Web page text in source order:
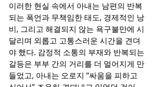
이러한 현실 속에서 아내는 남편의 반복
되는 폭언과 무책임한 태도, 경제적인 낭
비, 그리고 해결되지 않는 욕구불만에 시
달리며 외롭고 고통스러운 시간을 견뎌
야 했다. 감정적 소통의 부재와 반복되는
갈등은 부부 간의 거리를 더 멀어지게 만
들었고, 아내는 오로지 “싸움을 피하고